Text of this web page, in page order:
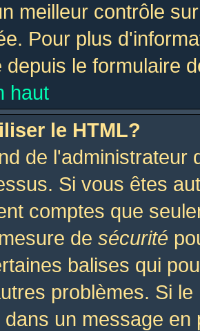
meilleur contrôle
Pour plus
depuis le formulaire
haut
le HTML?
de l'administrateur
Si vous êtes
comptes que
de sécurité
balises qui
problèmes. Si
un message